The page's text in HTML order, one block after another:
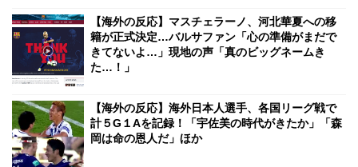
【海外の反応】マスチェラーノ、河北華夏への移
籍が正式決定…バルサファン「心の準備がまだで
きてないよ…」現地の声「真のビッグネームき
た…！」
【海外の反応】海外日本人選手、各国リーグ戦で
計５G１Aを記録！「宇佐美の時代がきたか」「森
岡は命の恩人だ」ほか